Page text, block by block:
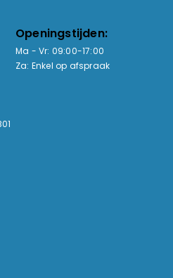
Openingstijden:
Ma - Vr: 09:00-17:00
Za: Enkel op afspraak